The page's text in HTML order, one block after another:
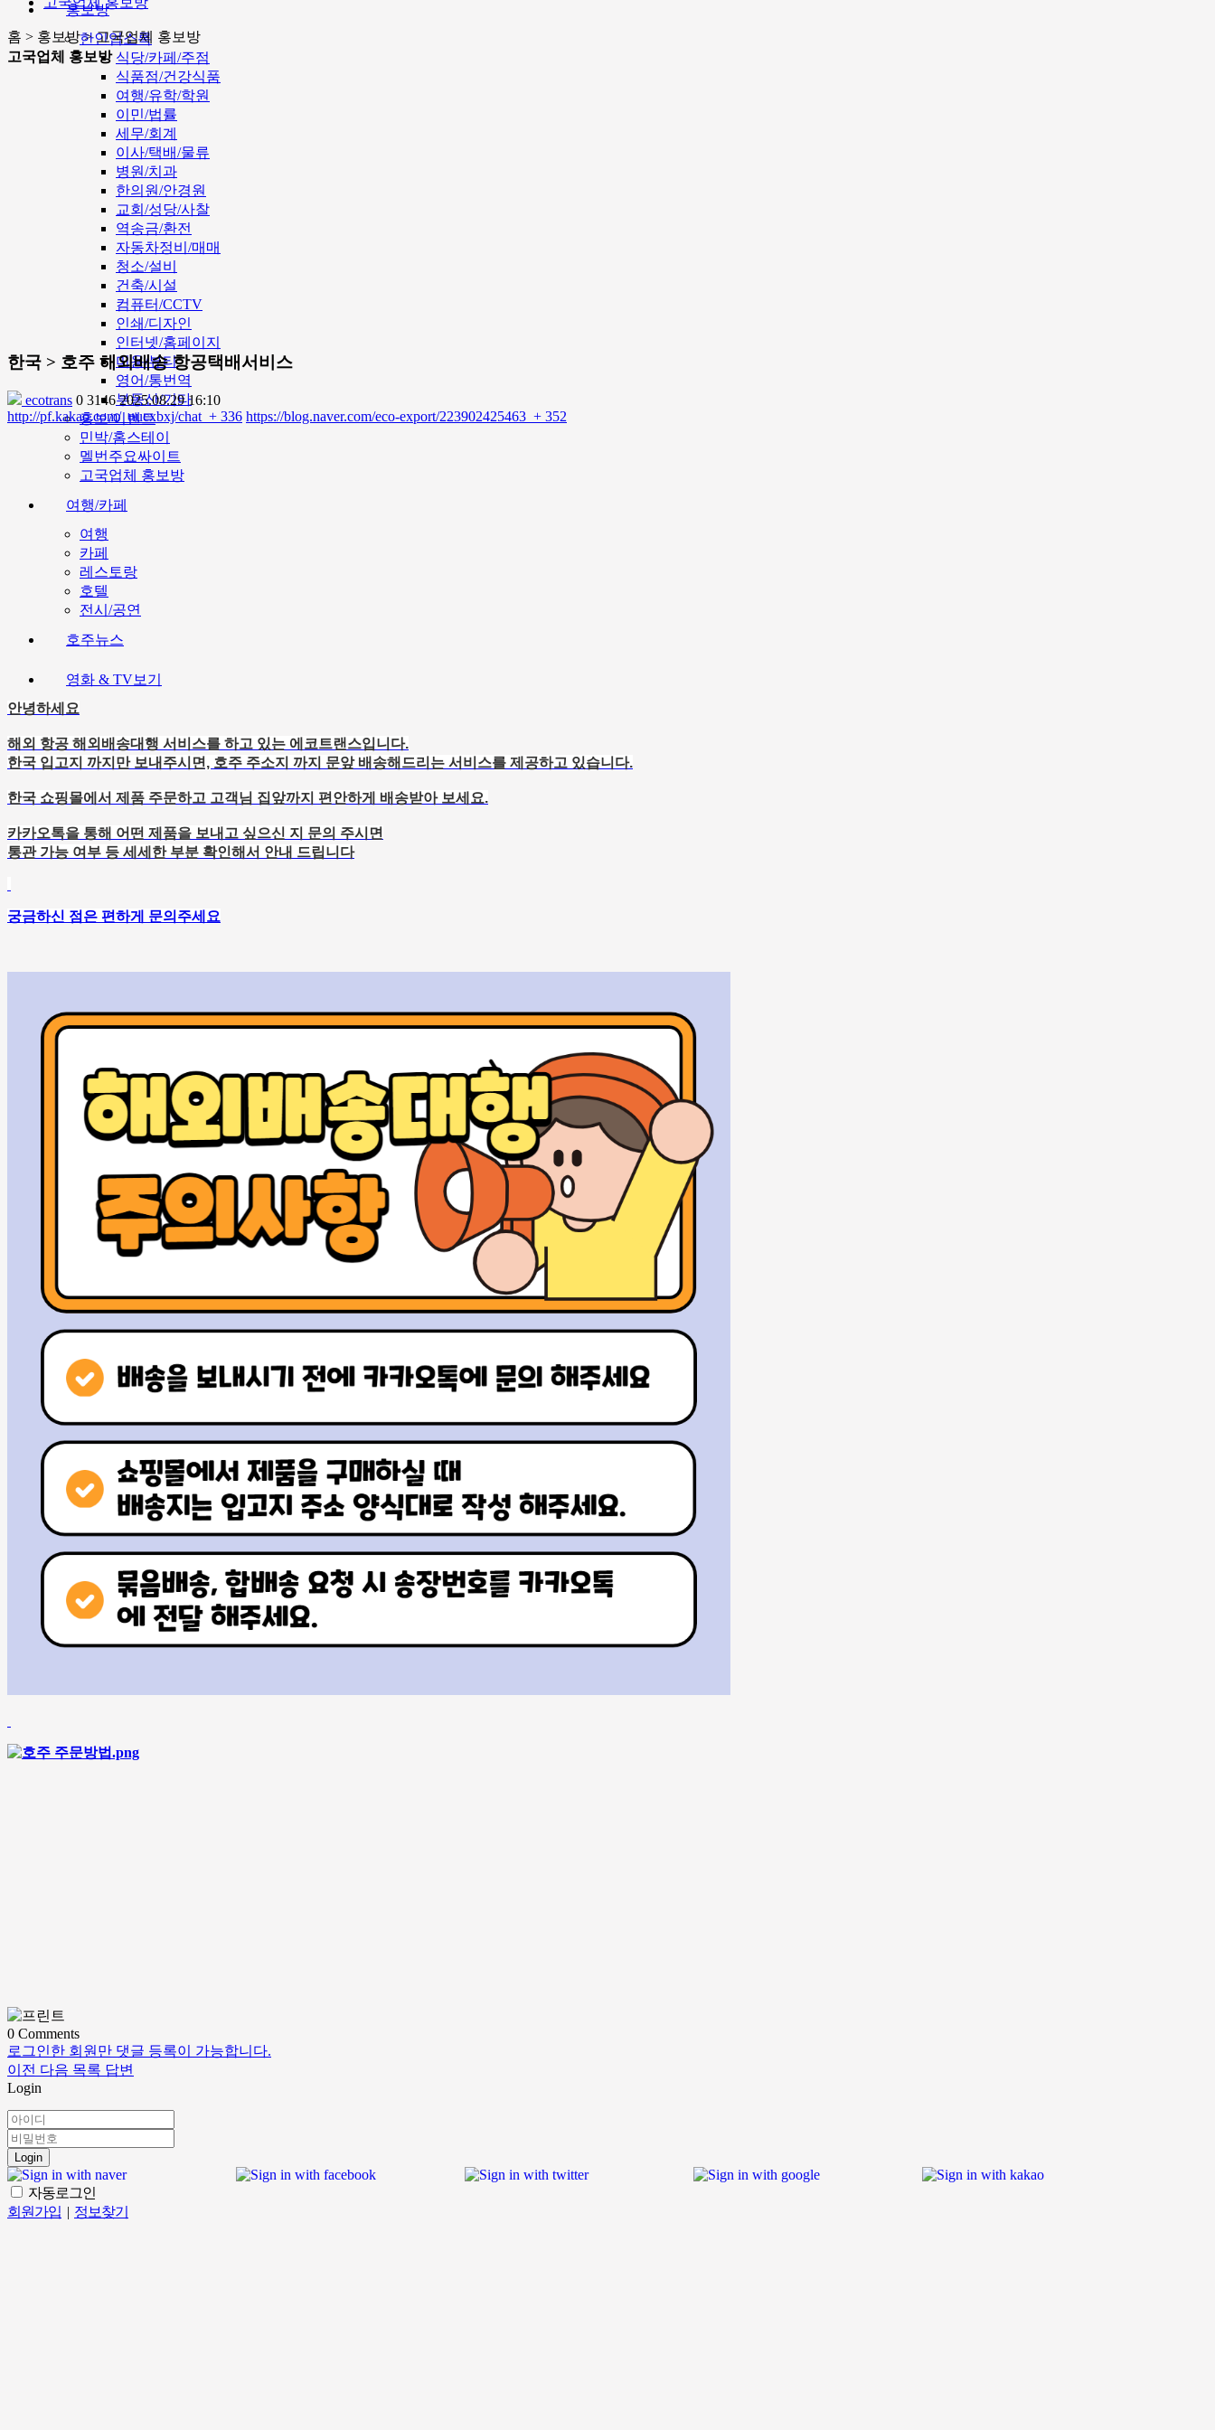
홍보방
한인업소록
식당/카페/주점
식품점/건강식품
여행/유학/학원
이민/법률
세무/회계
이사/택배/물류
병원/치과
한의원/안경원
교회/성당/사찰
역송금/환전
자동차정비/매매
청소/설비
건축/시설
컴퓨터/CCTV
인쇄/디자인
인터넷/홈페이지
미용/뷰티
영어/통번역
부동산/기타
홍보/이벤트
민박/홈스테이
멜번주요싸이트
고국업체 홍보방
여행/카페
여행
카페
레스토랑
호텔
전시/공연
호주뉴스
영화 & TV보기
홈 > 홍보방 > 고국업체 홍보방
고국업체 홍보방
한국 > 호주 해외배송 항공택배서비스
ecotrans 0 31462025.08.29 16:10
http://pf.kakao.com/_nucxbxj/chat + 336 https://blog.naver.com/eco-export/223902425463 + 352
안녕하세요
해외 항공 해외배송대행 서비스를 하고 있는 에코트랜스입니다.
한국 입고지 까지만 보내주시면, 호주 주소지 까지 문앞 배송해드리는 서비스를 제공하고 있습니다.
한국 쇼핑몰에서 제품 주문하고 고객님 집앞까지 편안하게 배송받아 보세요.
카카오톡을 통해 어떤 제품을 보내고 싶으신 지 문의 주시면
통관 가능 여부 등 세세한 부분 확인해서 안내 드립니다
궁금하신 점은 편하게 문의주세요
0 Comments
로그인한 회원만 댓글 등록이 가능합니다.
이전 다음 목록 답변
Login
Login
자동로그인
회원가입 | 정보찾기